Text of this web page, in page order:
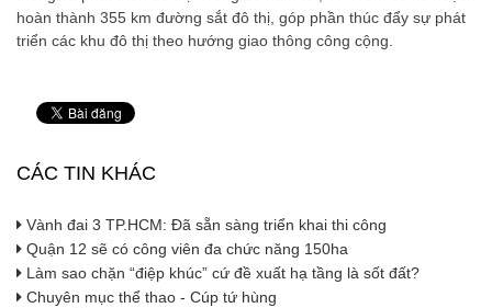
hoàn thành 355 km đường sắt đô thị, góp phần thúc đẩy sự phát
triển các khu đô thị theo hướng giao thông công cộng.
CÁC TIN KHÁC
Vành đai 3 TP.HCM: Đã sẵn sàng triển khai thi công
Quận 12 sẽ có công viên đa chức năng 150ha
Làm sao chặn “điệp khúc” cứ đề xuất hạ tầng là sốt đất?
Chuyên mục thể thao - Cúp tứ hùng